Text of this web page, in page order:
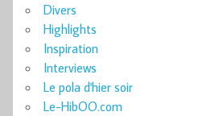
Divers
Highlights
Inspiration
Interviews
Le pola d'hier soir
Le-HibOO.com